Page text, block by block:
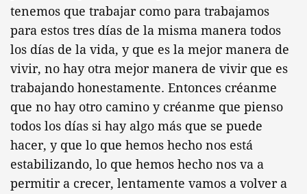
tenemos que trabajar como para trabajamos
para estos tres días de la misma manera todos
los días de la vida, y que es la mejor manera de
vivir, no hay otra mejor manera de vivir que es
trabajando honestamente. Entonces créanme
que no hay otro camino y créanme que pienso
todos los días si hay algo más que se puede
hacer, y que lo que hemos hecho nos está
estabilizando, lo que hemos hecho nos va a
permitir a crecer, lentamente vamos a volver a